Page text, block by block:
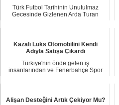
Türk Futbol Tarihinin Unutulmaz
Gecesinde Gizlenen Arda Turan
Kazalı Lüks Otomobilini Kendi
Adıyla Satışa Çıkardı
Türkiye'nin önde gelen iş
insanlarından ve Fenerbahçe Spor
Alişan Desteğini Artık Çekiyor Mu?